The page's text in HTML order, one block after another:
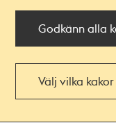
Godkänn alla
Välj vilka